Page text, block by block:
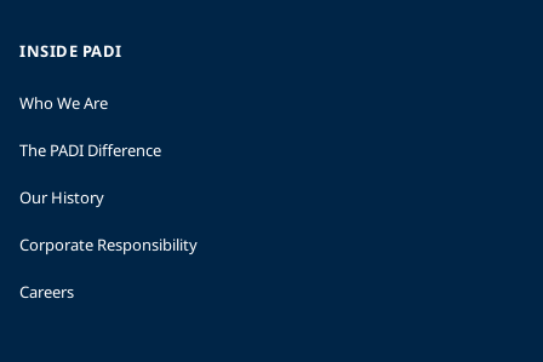
INSIDE PADI
Who We Are
The PADI Difference
Our History
Corporate Responsibility
Careers